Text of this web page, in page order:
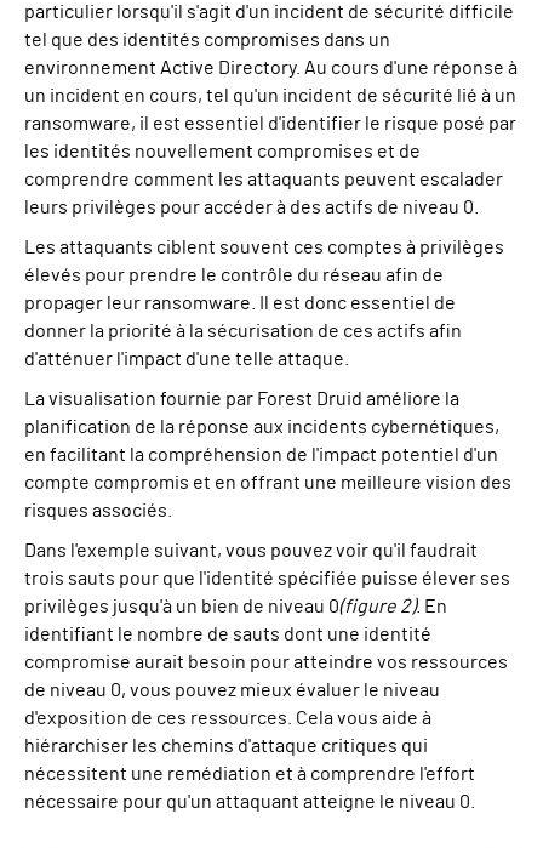
particulier lorsqu'il s'agit d'un incident de sécurité difficile
tel que des identités compromises dans un
environnement Active Directory. Au cours d'une réponse à
un incident en cours, tel qu'un incident de sécurité lié à un
ransomware, il est essentiel d'identifier le risque posé par
les identités nouvellement compromises et de
comprendre comment les attaquants peuvent escalader
leurs privilèges pour accéder à des actifs de niveau 0.
Les attaquants ciblent souvent ces comptes à privilèges
élevés pour prendre le contrôle du réseau afin de
propager leur ransomware. Il est donc essentiel de
donner la priorité à la sécurisation de ces actifs afin
d'atténuer l'impact d'une telle attaque.
La visualisation fournie par Forest Druid améliore la
planification de la réponse aux incidents cybernétiques,
en facilitant la compréhension de l'impact potentiel d'un
compte compromis et en offrant une meilleure vision des
risques associés.
Dans l'exemple suivant, vous pouvez voir qu'il faudrait
trois sauts pour que l'identité spécifiée puisse élever ses
privilèges jusqu'à un bien de niveau 0(figure 2). En
identifiant le nombre de sauts dont une identité
compromise aurait besoin pour atteindre vos ressources
de niveau 0, vous pouvez mieux évaluer le niveau
d'exposition de ces ressources. Cela vous aide à
hiérarchiser les chemins d'attaque critiques qui
nécessitent une remédiation et à comprendre l'effort
nécessaire pour qu'un attaquant atteigne le niveau 0.